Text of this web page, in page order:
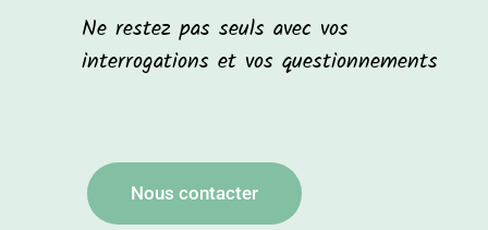
Ne restez pas seuls avec vos
interrogations et vos questionnements
Nous contacter